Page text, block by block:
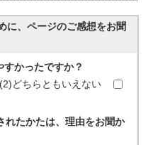
に、ページのご感想をお聞
かったですか？
(2)どちらともいえない
れたかたは、理由をお聞か